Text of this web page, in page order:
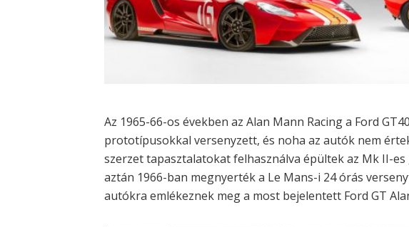
Az 1965-66-os években az Alan Mann Racing a Ford
prototípusokkal versenyzett, és noha az autók nem
szerzet tapasztalatokat felhasználva épültek az Mk II-
aztán 1966-ban megnyerték a Le Mans-i 24 órás
autókra emlékeznek meg a most bejelentett Ford GT